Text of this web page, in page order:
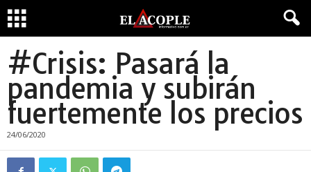
#Crisis: Pasará la
pandemia y subirán
fuertemente los precios
24/06/2020